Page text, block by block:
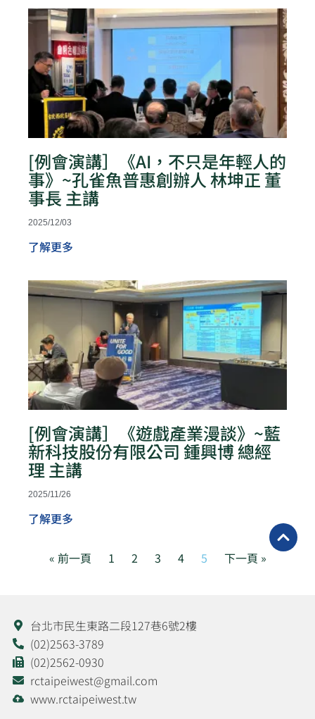
[例會演講］《AI，不只是年輕人的
事》~孔雀魚普惠創辦人 林坤正 董
事長 主講
2025/12/03
了解更多
[例會演講］《遊戲產業漫談》~藍
新科技股份有限公司 鍾興博 總經
理 主講
2025/11/26
了解更多
« 前一頁 1 2 3 4 5 下一頁 »
台北市民生東路二段127巷6號2樓
(02)2563-3789
(02)2562-0930
rctaipeiwest@gmail.com
www.rctaipeiwest.tw